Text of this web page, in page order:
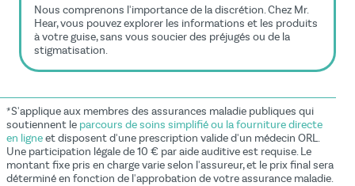
Nous comprenons l'importance de la discrétion. Chez Mr.
Hear, vous pouvez explorer les informations et les produits
à votre guise, sans vous soucier des préjugés ou de la
stigmatisation.
*S'applique aux membres des assurances maladie publiques qui
soutiennent le parcours de soins simplifié ou la fourniture directe
en ligneet disposent d'une prescription valide d'un médecin ORL.
Une participation légale de 10 € par aide auditive est requise. Le
montant fixe pris en charge varie selon l'assureur, et le prix final sera
déterminé en fonction de l'approbation de votre assurance maladie.